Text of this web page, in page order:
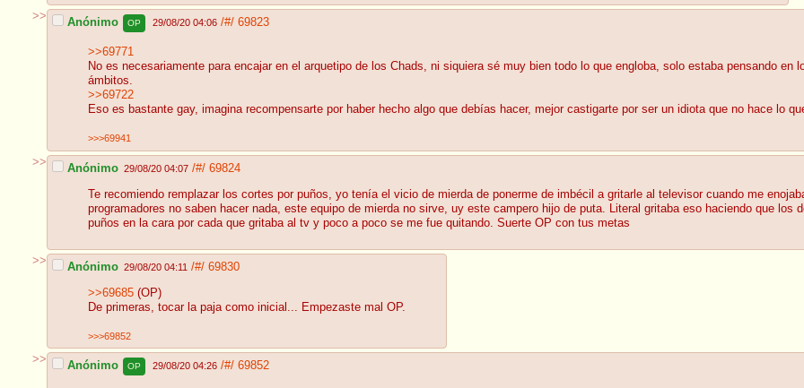
>> Anónimo OP 29/08/20 04:06 /#/ 69823
>>69771
No es necesariamente para encajar en el arquetipo de los Chads, ni siquiera sé muy bien todo lo que engloba, solo estaba pensando en
ámbitos.
>>69722
Eso es bastante gay, imagina recompensarte por haber hecho algo que debías hacer, mejor castigarte por ser un idiota que no hace lo
>>>69941
>> Anónimo 29/08/20 04:07 /#/ 69824
Te recomiendo remplazar los cortes por puños, yo tenía el vicio de mierda de ponerme de imbécil a gritarle al televisor cuando me
programadores no saben hacer nada, este equipo de mierda no sirve, uy este campero hijo de puta. Literal gritaba eso haciendo que
puños en la cara por cada que gritaba al tv y poco a poco se me fue quitando. Suerte OP con tus metas
>> Anónimo 29/08/20 04:11 /#/ 69830
>>69685 (OP)
De primeras, tocar la paja como inicial... Empezaste mal OP.
>>>69852
>> Anónimo OP 29/08/20 04:26 /#/ 69852